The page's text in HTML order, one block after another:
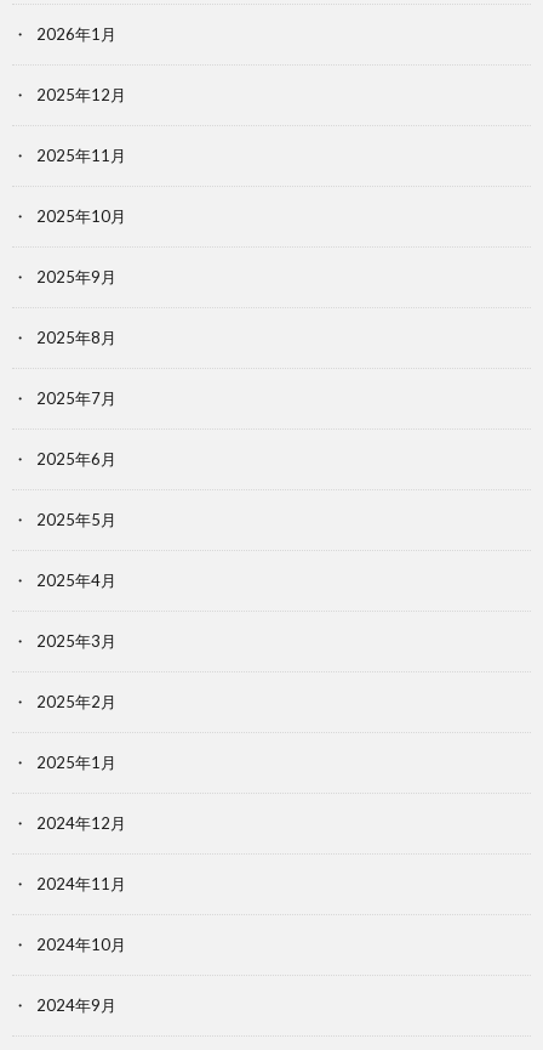
2026年1月
2025年12月
2025年11月
2025年10月
2025年9月
2025年8月
2025年7月
2025年6月
2025年5月
2025年4月
2025年3月
2025年2月
2025年1月
2024年12月
2024年11月
2024年10月
2024年9月